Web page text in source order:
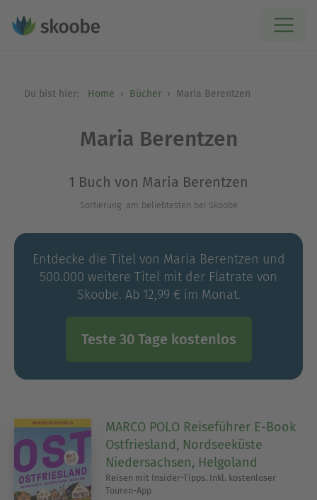
Du bist hier: Home Bücher Maria Berentzen
Maria Berentzen
1 Buch von Maria Berentzen
Sortierung: am beliebtesten bei Skoobe
Entdecke die Titel von Maria Berentzen und
500.000 weitere Titel mit der Flatrate von
Skoobe. Ab 12,99 € im Monat.
Teste 30 Tage kostenlos
MARCO POLO Reiseführer E-Book
Ostfriesland, Nordseeküste
Niedersachsen, Helgoland
Reisen mit Insider-Tipps. Inkl. kostenloser
Touren-App